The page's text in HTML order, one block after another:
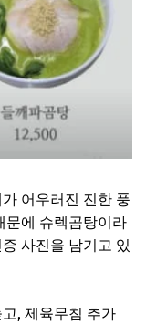
어우러진 진한 풍
문에 슈렉곰탕이라
사진을 남기고 있
, 제육무침 추가